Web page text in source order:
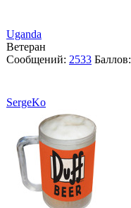
Uganda
Ветеран
Сообщений: 2533 Баллов:
SergeKo